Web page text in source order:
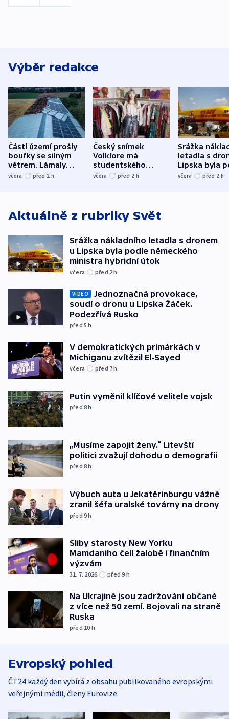
Výběr redakce
Částí území prošly
bouřky se silným
větrem. Lámaly
stromy a poničily
včera před 2 h
Český snímek
Volklore má
studentského
Oscara, zabojuje o
včera před 2 h
Srážka
letadla s
Lipska byla
německého
včera před 2 h
Aktuálně z rubriky Svět
Srážka nákladního letadla s dronem
u Lipska byla podle německého
ministra hybridní útok
včera před 2h
VIDEO
Jednoznačná provokace,
soudí o dronu u Lipska Žáček.
Podezřívá Rusko
před 5h
V demokratických primárkách v
Michiganu zvítězil El-Sayed
včera před 7h
Putin vyměnil klíčové velitele vojsk
před 8h
„Musíme zapojit ženy.“ Litevští
politici zvažují dohodu o demografii
před 8h
Výbuch auta u Jekatěrinburgu vážně
zranil šéfa uralské továrny na drony
před 9h
Sliby starosty New Yorku
Mamdaniho čelí žalobě i finančním
výzvám
31. 7. 2026 před 9 h
Na Ukrajině jsou zadržováni občané
z více než 50 zemí. Bojovali na straně
Ruska
před 10 h
Evropský pohled
ČT24 každý den vybírá z obsahu publikovaného evropskými
veřejnými médii, členy Eurovize.